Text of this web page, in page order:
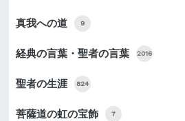
真我への道 9
経典の言葉・聖者の言葉 2016
聖者の生涯 824
菩薩道の虹の宝飾 7